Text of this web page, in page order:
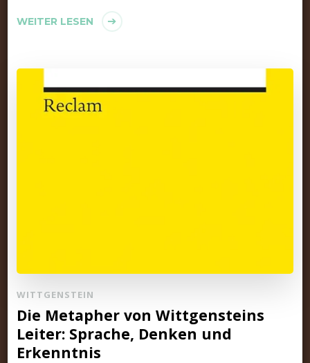
WEITER LESEN
WITTGENSTEIN
Die Metapher von Wittgensteins
Leiter: Sprache, Denken und
Erkenntnis